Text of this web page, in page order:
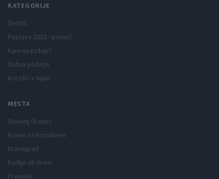
KATEGORIJE
DeSUS
Poplave 2023 - pomoč
Kam na potep?
Dobro počutje
Korošci v tujini
MESTA
Slovenj Gradec
Ravne na Koroškem
Dravograd
Radlje ob Dravi
Prevalje